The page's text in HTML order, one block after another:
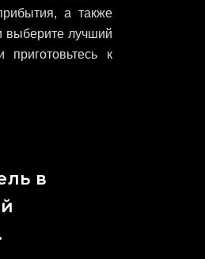
а также
выберите лучший
к
в